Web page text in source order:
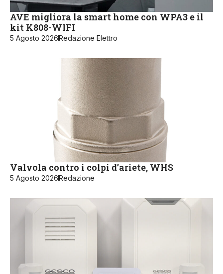
AVE migliora la smart home con WPA3 e il
kit K808-WIFI
5 Agosto 2026Redazione Elettro
Valvola contro i colpi d’ariete, WHS
5 Agosto 2026Redazione